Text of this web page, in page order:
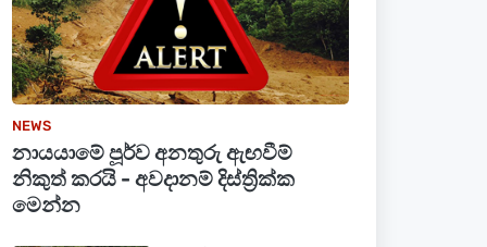
NEWS
නායයාමේ පූර්ව අනතුරු ඇඟවීම්
නිකුත් කරයි - අවදානම් දිස්ත්‍රික්ක
මෙන්න